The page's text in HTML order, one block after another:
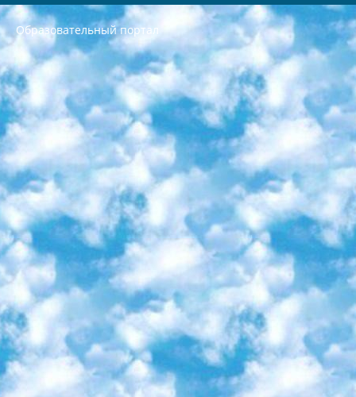
Образовательный портал
РЕСПУБЛИКА УЗБЕКИСТАН МИНИСТРЕРСТВО ДОШКОЛЬНОГО И ШКОЛЬНОГО ОБРАЗОВАНИЯ КОМАНДА в общеобразовательных учреждениях в 2023-2024 учебном году организация и проведение итоговой государственной аттестации обучающихся о Министра дошкольного и школьного образования Республики Узбекистан от 4 марта 2008 года (постановлением Минюста от 20 марта 2008 года № 1778 государственной регистрации) «Итоговое состояние учащихся общего среднего образования на основании положения об утверждении положения об аттестации общего среднего образования выпускной экзамен студентов в образовательных учреждениях в 2023-2024 учебном году В целях организации и прохождения аттестации приказываю: 1. Следующее: перечень предметов, по которым будет проводиться итоговая государственная аттестация и экзамен формы перевода согласно приложению 1; сертификаты международного образца, оценивающие уровень владения иностранными языками перечень согласно приложению 2; 2. Педагогический при специализированных образовательных учреждениях. научно-практический центр квалификации и международной оценки (Д.Давидова) 2024 г. До 25 марта: задания по предметам, по которым будет проводиться итоговая аттестация разработка и утверждение технических условий; итоговая аттестация на основании разработанного предметного задания разработка вопросов по предметам (устно и письменно), экзамен передача; общеобразовательные средние школы и специальные учебные заведения учащиеся выпускных классов школ и интернатов в агентской системе подготовка базы данных экзаменационных материалов и критериев оценки; перевод базы экзаменационных материалов на все языки обучения подать в Республиканский образовательный центр для изготовления; варианты экзаменов на основе разработанных контрольных материалов пусть будут поставлены задачи формирования. 3. Республиканский образовательный центр (Ш.Худайкулов) до 5 апреля 2024 года. до: база данных предоставленных экзаменационных материалов на все языки обучения перевод и экспертиза; для слепых, слабовидящих, глухих, слабослышащих и умственно отсталых детей учащиеся выпускных классов специализированных школ и школ-интернатов база данных экзаменационных материалов на всех преподаваемых языках подготовка критериев оценки; специализированные школы для умственно отсталых детей и технологии для учащихся выпускных классов школ-интернатов разработка соответствующих рекомендаций и критериев проведения ЕГЭ по естествознанию давать задания. 4. Педагогический при специализированных образовательных учреждениях. Научно-практический центр навыков и международной оценки (Д.Давидова), Республика образовательный центр (Худайкулов Ш.) итоговый государственный аттестационный экзамен ориентирован на творческое и логическое мышление при подготовке базы материалов учитывать введение заданий. 5. Следует отметить, что: сертификат государственного образца о знании общеобразовательного предмета и как минимум национальный уровень B1 по предметам на иностранных языках, указанным в Приложении 2. или международно признанный сертификат эквивалентного уровня студенты, изучающие определенный предмет, освобождаются от экзамена; по соответствующим предметам запланирована итоговая государственная аттестация за день до дня, путем жеребьевки Рабочей группой (в письменной форме по предметам, проводимым в форме) из числа сформированных вариантов выбрано 2 варианта; 2 выбранных варианта экзамена анонсированы на официальном сайте министерства и все выпускники по всей стране на основе этих вариантов проводит итоговую государственную аттестацию. 6. Государственное образование учащихся средних общеобразовательных учреждений. знания в соответствии с квалификационными требованиями, которые необходимо приобрести на основании стандартов итоговый (выпускной) контроль для 9 и 11 классов в целях тестирования Экзамены (далее – экзамены) состоят из предметов, перечисленных в приложении 1. будет сделано. 7. Экзамены пройдут с 26 мая по 15 июня 2024 г. (кроме науки физического воспитания). 8. Физическая для учащихся 9 классов общесредних образовательных учреждений. Экзамены по предмету «Образование, квалификация медицина» 1-6 мая 2024 года. сотрудники перевести под присмотр (с отклонениями в физическом или умственном развитии) специализированная школа для детей, школы-интернаты и со сколиозом школы-интернаты санаторного типа для больных детей исключены). 9. Он был слепым, слабовидящим и имел нарушения опорно-двигательного аппарата. экзамены в специализированных школах и интернатах для детей должны проводиться исходя из требований, предъявляемых к общеобразовательным учреждениям (физкультура кроме науки). 10. Специализированная школа для глухих и слабослышащих детей. и экзамены в интернатах и быть реализован в виде письменного теста по математике. 11. Специальность для умственно отсталых детей. Для 9 класса Родной язык и литературное письмо Государственный язык (язык обучения – узбекский). для неклассов) написано Математическое письмо Письменная/устная история Узбекистана Физическое воспитание практично Итоговый контроль Для 11 класса Написание родного языка и литературы (эссе) Математическое письмо Узбекский язык (обучение на узбекском языке) не посещающее общее среднее образование для учреждений)/Образовательное учреждение выбор письменный и устный Иностранный язык письменный/устный Письменная/устная история Узбекистана *По выбору студента:  Химия  Физика  Основы государственного права  География 10 бесплатных образовательных ресурсов - Мы составили подборку онлайн-проектов с интерактивными упражнениями, видеолекциями и статьями. Они помогут вам обрести новые и освежить старые знания бесплатно. 1. «ИНТУИТ» Старейшая образовательная площадка Рунета. Здесь вы найдёте сотни текстовых и видеокурсов на десятки различных тем — от программирования до психологии. Многие курсы подготовлены российскими университетами и крупными международными компаниями вроде Intel и Microsoft. Самостоятельное обучение бесплатное, но желающие могут оплатить услуги персональных наставников. 2. «Смартия» знакомит с актуальными профессиями и подсказывает, как им обучаться. Выбрав заинтересовавшую вас специальность — SMM-специалист, фотограф, веб-дизайнер или другую, — увидите список необходимых для неё умений. Чтобы вы могли освоить их самостоятельно, для каждого умения площадка отображает подборку ссылок на учебные материалы. Хотя «Смартия» ориентируется на русскоязычную аудиторию, часть контента всё же доступна только на английском. 3. «Лекторий Физтеха» Проект Московского физико-технического института (Физтеха). С его помощью вы можете смотреть онлайн серии лекций, записанные на видео в этом вузе. В числе доступных предметов — физика, биология, химия, информационные технологии и другие. К некоторым лекциям администрация ресурса прилагает готовые конспекты, которые можно скачивать в PDF-формате. 4. ITMOcourses Онлайн-площадка Санкт-Петербургского национального исследовательского университета информационных технологий, механики и оптики (ИТМО). Ресурс предоставляет свободный доступ к курсам, разработанным в этом вузе. Каталог материалов разбит на четыре категории: «Оптические системы и технологии», «Приборостроение и робототехника», «Информационные технологии» и «Биотехнологии». Курсы состоят из видеолекций, интерактивных демонстраций и заданий. 5. «КиберЛенинка» Электронная научная библиотека открытого доступа. Каталог площадки регулярно обрастает текстами статей из различных научных изданий. Сгруппированные по журналам и рубрикам публикации можно читать онлайн или скачивать целиком в PDF-формате. Проект нацелен на популяризацию науки за счёт открытого доступа к качественной информации. 6. «ПостНаука» На этом ресурсе публикуют подборки видеолекций, составленные экспертами из разных отраслей и объединённые общими темами. Среди них, к примеру, есть серии «Биоинформатика и геномика», «Культура средневековой Скандинавии» и Cinema Studies о теории кино. Каждая подборка лекций — логически связанная история, рассказанная экспертом от первого лица. Кроме того, на сайте появляются научно-образовательные статьи и тесты на разные темы. 7. «Newочём» Команда проекта «Newочём» отбирает самые интересные тексты из англоязычных СМИ и переводит те из них, за которые голосуют участники сообщества «ВКонтакте». По большей части это научно-популярные статьи. Редакторы придумывают лишь заголовки, в остальном содержание переводов соответствует оригиналам. Полные тексты можно читать прямо в социальной сети. 8. InternetUrok Онлайн-база материалов по основным дисциплинам школьной программы. Информация на сайте структурирована по классам, предметам и темам (урокам). Каждый урок состоит из видеолекций и конспектов. Есть также интерактивные тренажёры и тесты для закрепления пройденного материала. Даже если вы давно окончили школу, возможность повторить программу старших классов всегда может пригодиться. 9. Edutainme Ещё один ресурс об образовании. В отличие от Newtonew, как мне кажется, Edutainme больше ориентируется на представителей индустрии: педагогов, предпринимателей, разработчиков образовательных проектов. Но и любой, кто просто стремится к саморазвитию, найдёт на сайте много полезного и интересного для себя. Например, информацию о новых курсах и образовательных сервисах. 10. Newtonew Онлайн-медиа об образовании и обучении в широком смысле. Авторы Newtonew пишут об инструментах, заведениях, тактиках и стратегиях, которые помогают учить других и получать новые знания самостоятельно. На этой площадке вы найдёте новости, обзоры, аналитические мат